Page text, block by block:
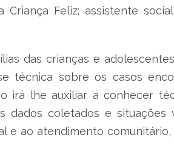
Feliz; assistente social
das crianças e
técnica sobre os casos
irá lhe auxiliar a conhecer
coletados e situações
e ao atendimento